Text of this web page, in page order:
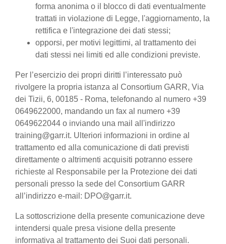
forma anonima o il blocco di dati eventualmente
trattati in violazione di Legge, l'aggiornamento, la
rettifica e l'integrazione dei dati stessi;
opporsi, per motivi legittimi, al trattamento dei
dati stessi nei limiti ed alle condizioni previste.
Per l’esercizio dei propri diritti l’interessato può
rivolgere la propria istanza al Consortium GARR, Via
dei Tizii, 6, 00185 - Roma, telefonando al numero +39
0649622000, mandando un fax al numero +39
0649622044 o inviando una mail all'indirizzo
training@garr.it. Ulteriori informazioni in ordine al
trattamento ed alla comunicazione di dati previsti
direttamente o altrimenti acquisiti potranno essere
richieste al Responsabile per la Protezione dei dati
personali presso la sede del Consortium GARR
all’indirizzo e-mail: DPO@garr.it.
La sottoscrizione della presente comunicazione deve
intendersi quale presa visione della presente
informativa al trattamento dei Suoi dati personali.